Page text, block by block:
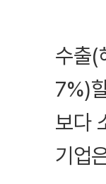
수출(
7%)
보다
기업